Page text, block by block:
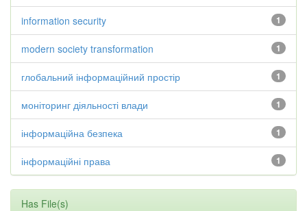
1
information security
1
modern society transformation
1
глобальний інформаційний простір
1
моніторинг діяльності влади
1
інформаційна безпека
1
інформаційні права
Has File(s)